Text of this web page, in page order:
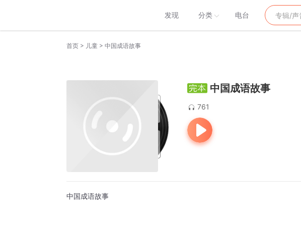
发现 分类 电台
首页 > 儿童 > 中国成语故事
中国成语故事
761
中国成语故事